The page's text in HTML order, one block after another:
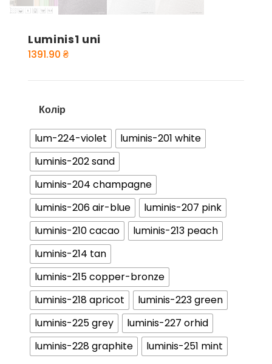
Luminis1 uni
1391.90 ₴
Колір
lum-224-violet
luminis-201 white
luminis-202 sand
luminis-204 champagne
luminis-206 air-blue
luminis-207 pink
luminis-210 cacao
luminis-213 peach
luminis-214 tan
luminis-215 copper-bronze
luminis-218 apricot
luminis-223 green
luminis-225 grey
luminis-227 orhid
luminis-228 graphite
luminis-251 mint